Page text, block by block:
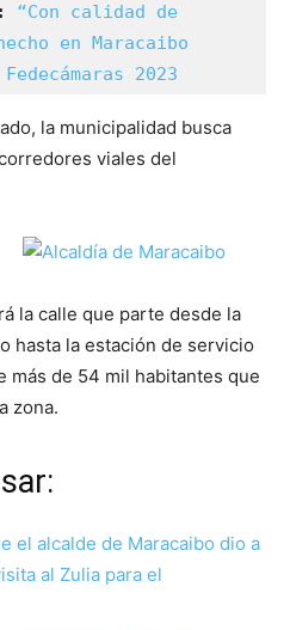
“Con calidad de
en Maracaibo
2023
la municipalidad busca
viales del
la calle que parte desde la
hasta la estación de servicio
más de 54 mil habitantes que
zona.
el alcalde de Maracaibo dio a
al Zulia para el